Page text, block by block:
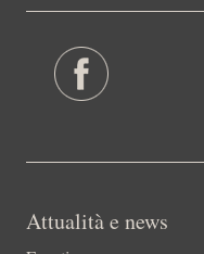
Attualità e news